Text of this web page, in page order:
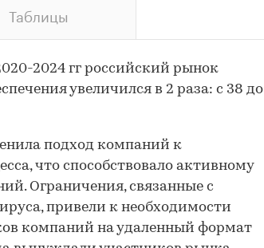
Таблицы
2024 гг российский рынок
увеличился в 2 раза: с 38 до
подход компаний к
что способствовало активному
Ограничения, связанные с
привели к необходимости
компаний на удаленный формат